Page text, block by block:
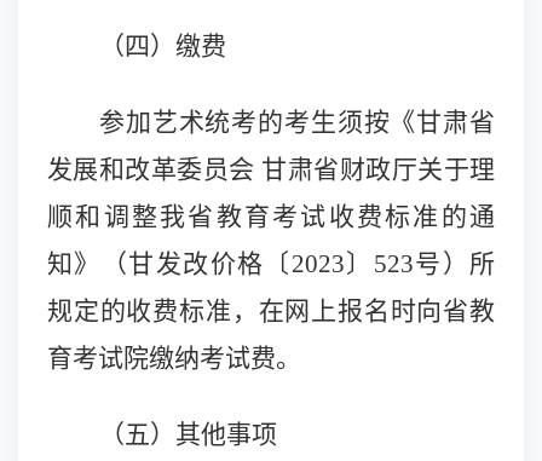
（四）缴费
参加艺术统考的考生须按《甘肃省
发展和改革委员会 甘肃省财政厅关于理
顺和调整我省教育考试收费标准的通
知》（甘发改价格〔2023〕523号）所
规定的收费标准，在网上报名时向省教
育考试院缴纳考试费。
（五）其他事项